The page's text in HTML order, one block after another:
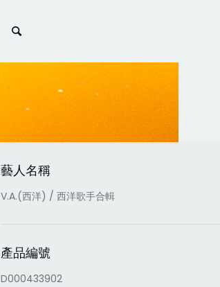
藝人名稱
V.A.(西洋) / 西洋歌手合輯
產品編號
D000433902